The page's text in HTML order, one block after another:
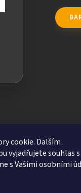
cookie. Dalším
vyjadřujete souhlas
s Vašimi osobními